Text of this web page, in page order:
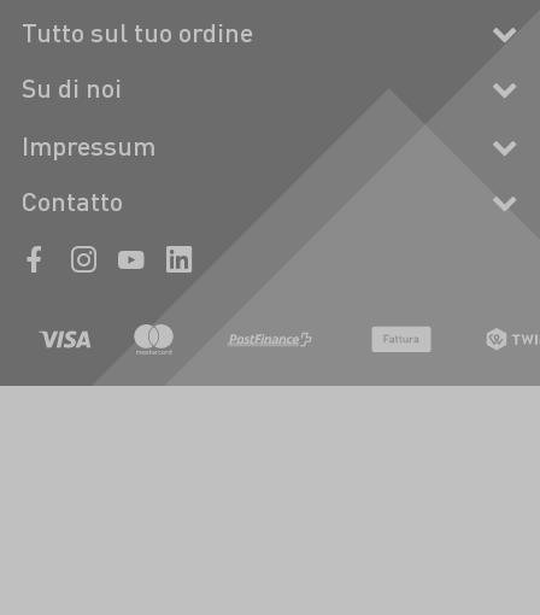
Tutto sul tuo ordine
Su di noi
Impressum
Contatto